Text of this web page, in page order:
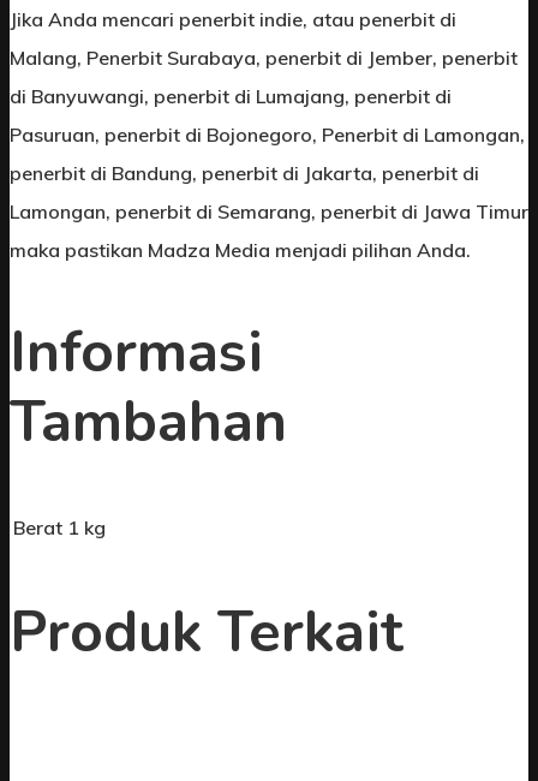
Jika Anda mencari penerbit indie, atau penerbit di
Malang, Penerbit Surabaya, penerbit di Jember, penerbit
di Banyuwangi, penerbit di Lumajang, penerbit di
Pasuruan, penerbit di Bojonegoro, Penerbit di Lamongan,
penerbit di Bandung, penerbit di Jakarta, penerbit di
Lamongan, penerbit di Semarang, penerbit di Jawa Timur
maka pastikan Madza Media menjadi pilihan Anda.
Informasi
Tambahan
Berat 1 kg
Produk Terkait